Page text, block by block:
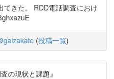
てきた。 RDD電話調査におけ
(投稿一覧)
の現状と課題』